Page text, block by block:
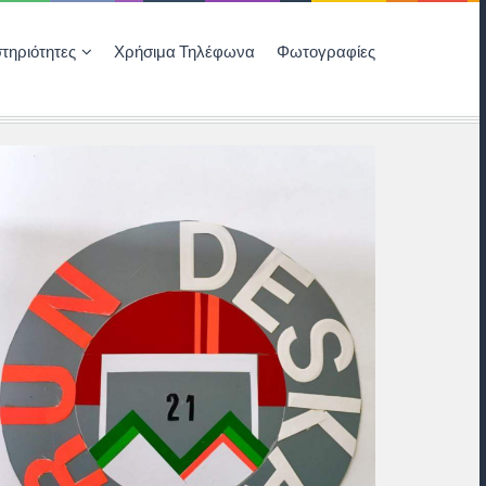
Χρήσιμα Τηλέφωνα Φωτογραφίες